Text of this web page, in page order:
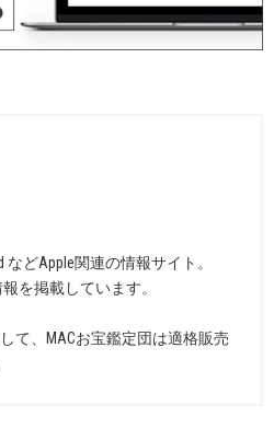
などApple関連の情報サイト。
を掲載しています。
て、MACお宝鑑定団は適格販売